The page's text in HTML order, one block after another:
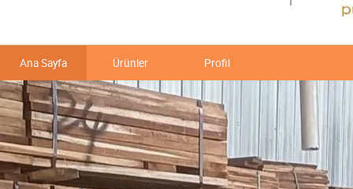
Ana Sayfa Ürünler Profil